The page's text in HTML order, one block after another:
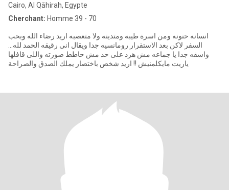
Cairo, Al Qāhirah, Egypte
Cherchant: Homme 39 - 70
انسانه حنونه ومن اسرة طيبه ومتدينه ولا متعصبه اريد رضاء الله وبحب
السفر لاكن بعد الاستقرار رومانسيه جدا ويقال انى رقيقه الحمد لله...
واسفه جدا يا جماعه مش هرد على حد مش حاطط صورته واللى قافلها
ياريت مايكلمنيش !! اريد شخص باختصار يملك الصدق والصراحة